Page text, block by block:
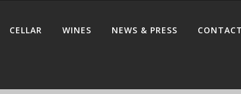
CELLAR WINES NEWS & PRESS